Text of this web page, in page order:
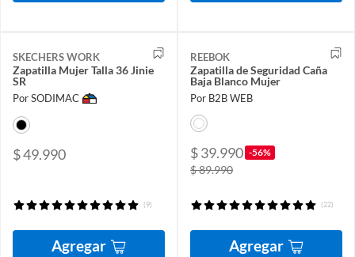
SKECHERS WORK
Zapatilla Mujer Talla 36 Jinie
SR
Por SODIMAC
$ 49.990
(9)
Agregar
REEBOK
Zapatilla de Seguridad Caña
Baja Blanco Mujer
Por B2B WEB
$ 39.990 -56%
$ 89.990
(22)
Agregar